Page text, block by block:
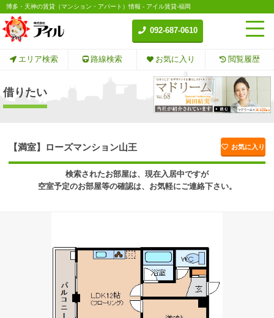
博多・天神の賃貸（マンション・アパート）情報 - アイル賃貸-福岡
092-687-0610
エリア検索 路線検索 お気に入り 閲覧履歴
借りたい
【満室】ローズマンション山王 お気に入り
検索されたお部屋は、現在入居中ですが
空室予定のお部屋等の確認は、お気軽にご連絡下さい。